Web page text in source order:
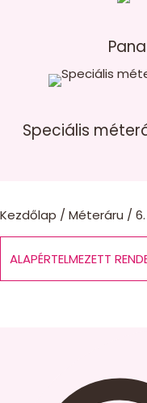
Speciális
Kezdőlap / Méteráru /